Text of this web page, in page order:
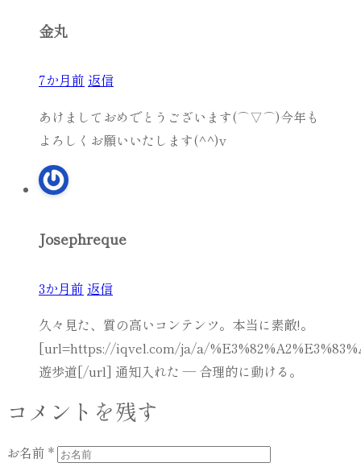
金丸
7か月前 返信
あけましておめでとうございます(⌒▽⌒)今年も
よろしくお願いいたします(^^)v
Josephreque
3か月前 返信
久々見た、質の高いコンテンツ。本当に素敵!。
[url=https://iqvel.com/ja/a/
遊歩道[/url] 通知入れた — 合理的に動ける。
コメントを残す
お名前 *